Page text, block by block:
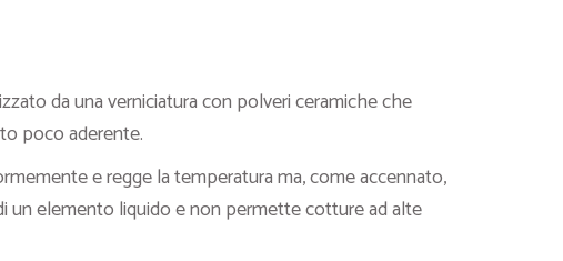
da una verniciatura con polveri ceramiche che
poco aderente.
e regge la temperatura ma, come accennato,
un elemento liquido e non permette cotture ad alte